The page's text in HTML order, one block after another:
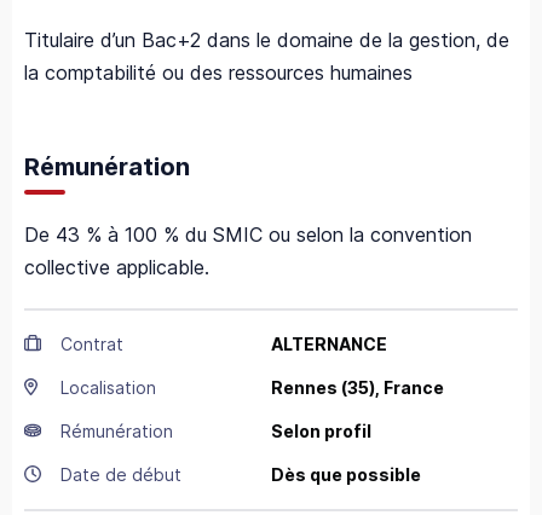
Titulaire d’un Bac+2 dans le domaine de la gestion, de
la comptabilité ou des ressources humaines
Rémunération
De 43 % à 100 % du SMIC ou selon la convention
collective applicable.
Contrat ALTERNANCE
Localisation Rennes (35), France
Rémunération Selon profil
Date de début Dès que possible